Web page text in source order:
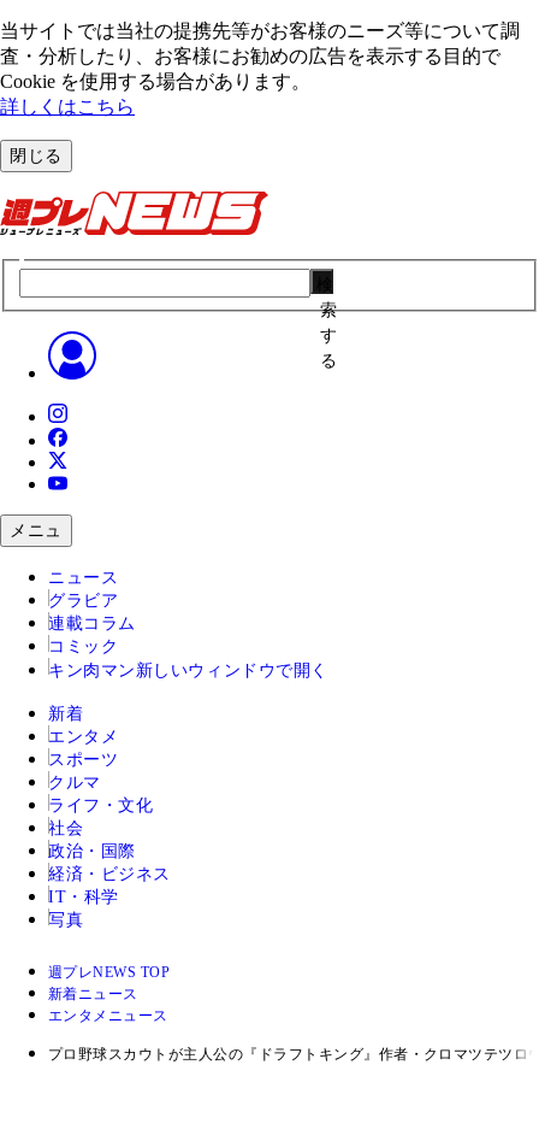
当サイトでは当社の提携先等がお客様のニーズ等について調
査・分析したり、お客様にお勧めの広告を表⽰する⽬的で
Cookie を使⽤する場合があります。
詳しくはこちら
閉じる
索
す
る
メニュ
ニュース
グラビア
連載コラム
コミック
キン肉マン 新しいウィンドウで開く
新着
エンタメ
スポーツ
クルマ
ライフ・文化
社会
政治・国際
経済・ビジネス
IT・科学
写真
週プレNEWS TOP
新着ニュース
エンタメニュース
プロ野球スカウトが主人公の『ドラフトキング』作者・クロマツテツ